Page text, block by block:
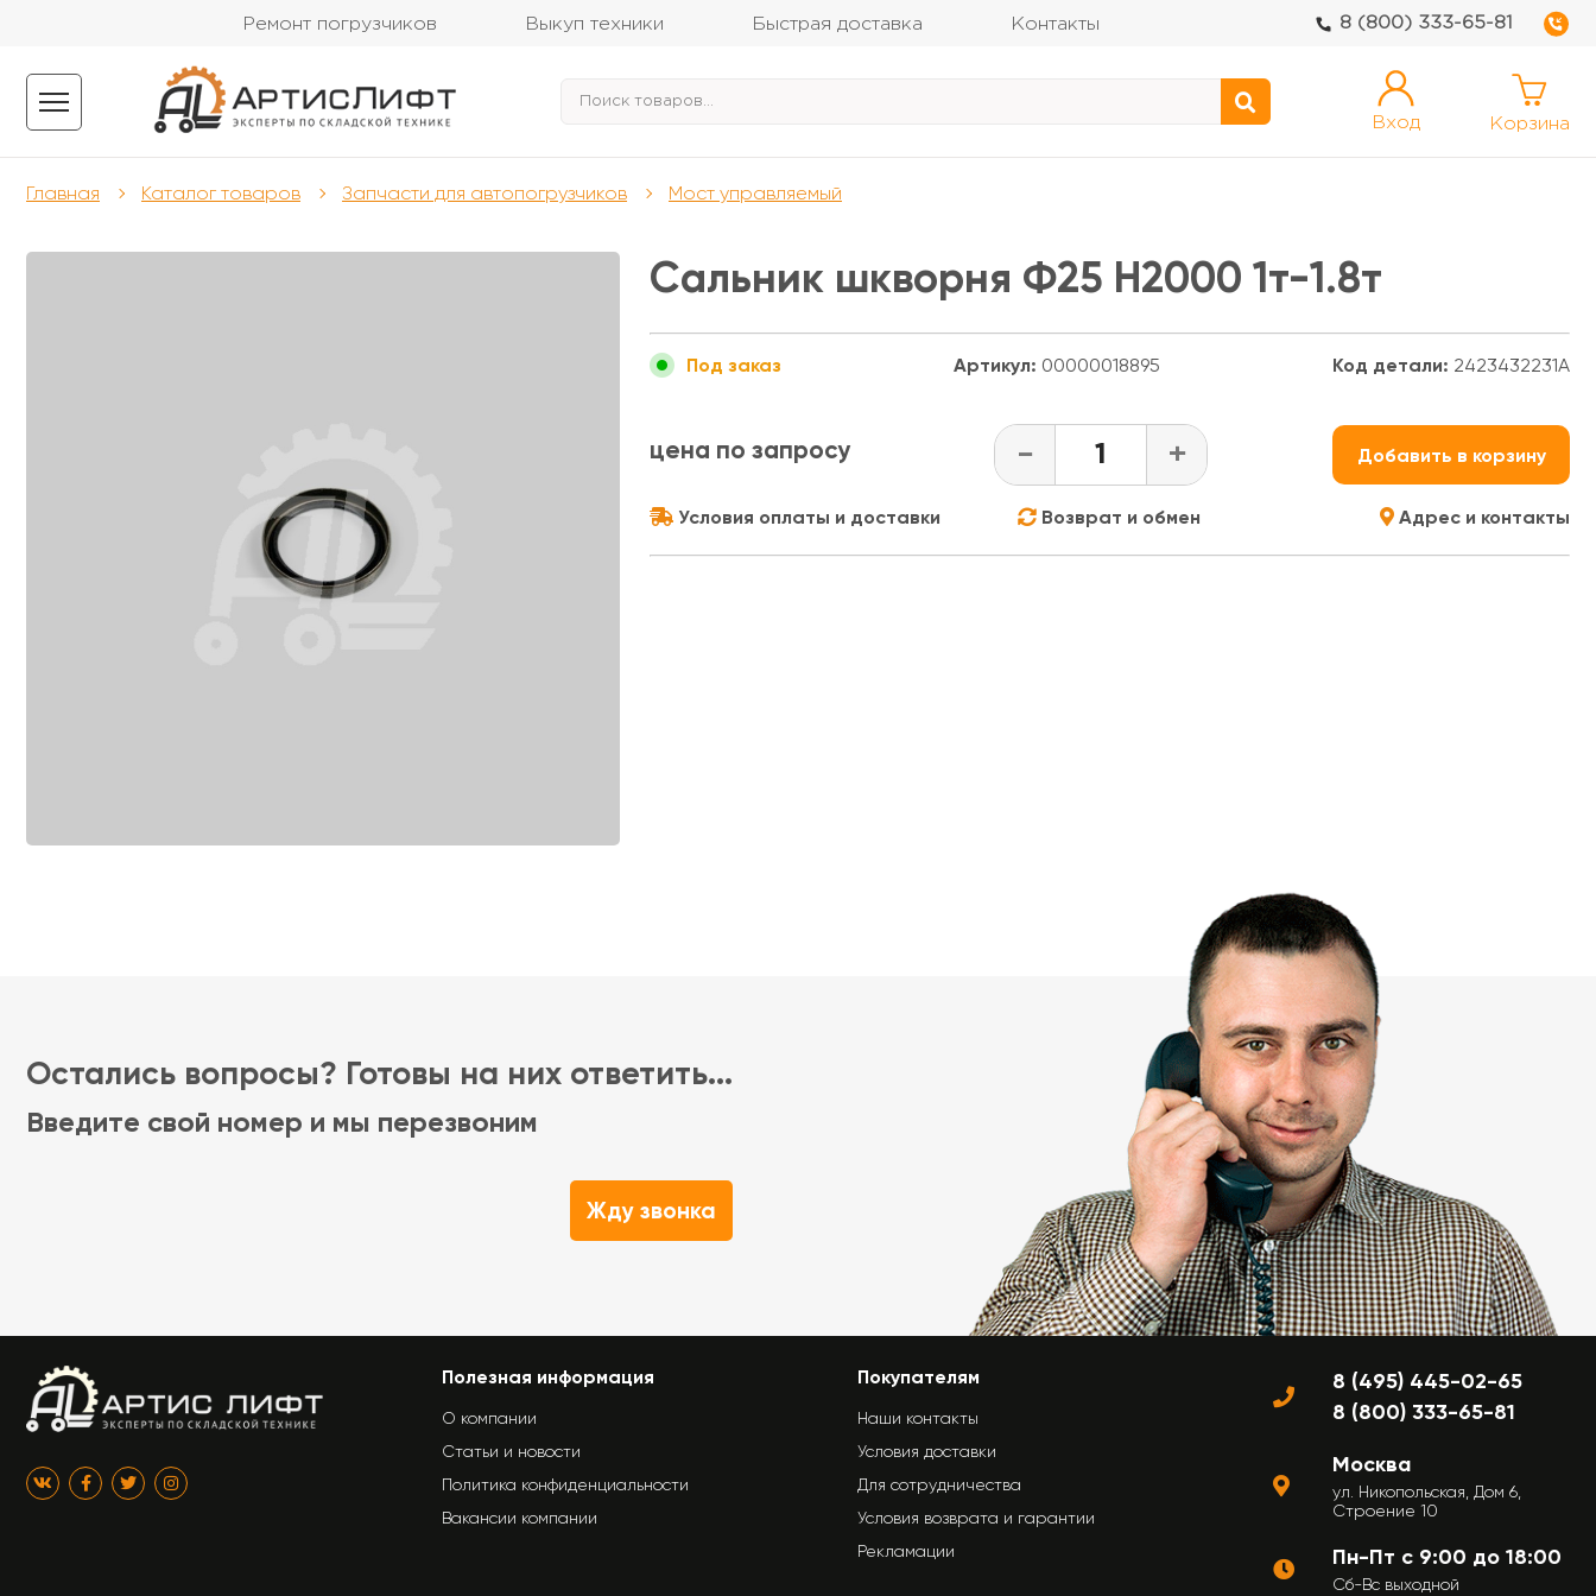
Ремонт погрузчиков Выкуп техники Быстрая доставка Контакты 8 (800) 333-65-81
Вход Корзина
Главная Каталог товаров Запчасти для автопогрузчиков Мост управляемый
Сальник шкворня Ф25 H2000 1т-1.8т
Под заказ Артикул: 00000018895 Код детали: 2423432231A
цена по запросу - + Добавить в корзину
Условия оплаты и доставки Возврат и обмен Адрес и контакты
Остались вопросы? Готовы на них ответить...
Введите свой номер и мы перезвоним
Жду звонка
Полезная информация
О компании
Статьи и новости
Политика конфиденциальности
Вакансии компании
Покупателям
Наши контакты
Условия доставки
Для сотрудничества
Условия возврата и гарантии
Рекламации
8 (495) 445-02-65
8 (800) 333-65-81
Москва
ул. Никопольская, Дом 6,
Строение 10
Пн-Пт с 9:00 до 18:00
Сб-Вс выходной